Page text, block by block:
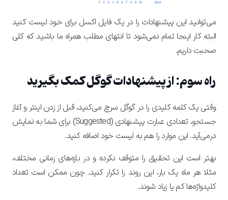
می‌توانید این پیشنهادات را در یک فایل اکسل برای خود لیست کنید
البته کار اینجا تمام نمی‌شود تا انتهای مطلب همراه ما باشید که کلی
صحبت داریم.
راه سوم: از پیشنهادات گوگل کمک بگیرید
وقتی یک کلمه کلیدی را در گوگل سرچ می‌کنید، قبل از زدن اینتر و آغاز
جستجو، تعدادی عبارت پیشنهادی (Suggested) برای شما به نمایش
درمی‌آید. این موارد را هم به لیست خود اضافه کنید.
بهتر است این تحقیق را متوقف نکرده و در بازه‌های زمانی مختلف،
مثلا هر ماه یک بار، این روند را تکرار کنید. چون ممکن است تعداد
کلیدواژه‌ها کم یا زیاد شوند.